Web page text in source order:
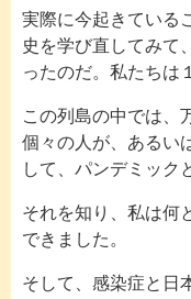
実際に今起きている
史を学び直してみて
ったのだ。私たちは
この列島の中では、
個々の人が、あるい
して、パンデミック
それを知り、私は何
できました。
そして、感染症と日